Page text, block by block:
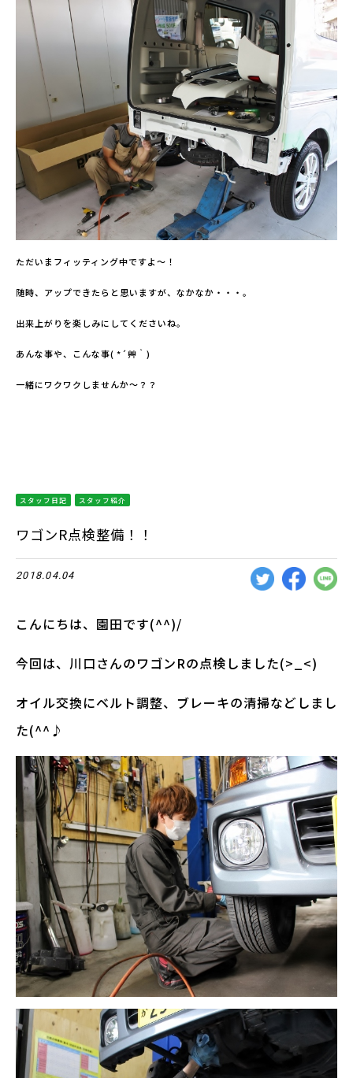
ただいまフィッティング中ですよ～！
随時、アップできたらと思いますが、なかなか・・・。
出来上がりを楽しみにしてくださいね。
あんな事や、こんな事( *´艸｀)
一緒にワクワクしませんか～？？
スタッフ日記 スタッフ紹介
ワゴンR点検整備！！
2018.04.04
こんにちは、園田です(^^)/
今回は、川口さんのワゴンRの点検しました(>_<)
オイル交換にベルト調整、ブレーキの清掃などしまし
た(^^♪